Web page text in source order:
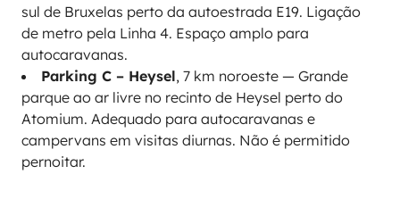
sul de Bruxelas perto da autoestrada E19. Ligação
de metro pela Linha 4. Espaço amplo para
autocaravanas.
Parking C – Heysel, 7 km noroeste — Grande
parque ao ar livre no recinto de Heysel perto do
Atomium. Adequado para autocaravanas e
campervans em visitas diurnas. Não é permitido
pernoitar.